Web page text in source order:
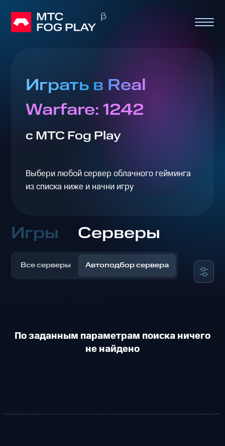
Играть в Real
Warfare: 1242
с МТС Fog Play
Выбери любой сервер облачного гейминга
из списка ниже и начни игру
Игры Серверы
Все серверы Автоподбор сервера
По заданным параметрам поиска ничего
не найдено